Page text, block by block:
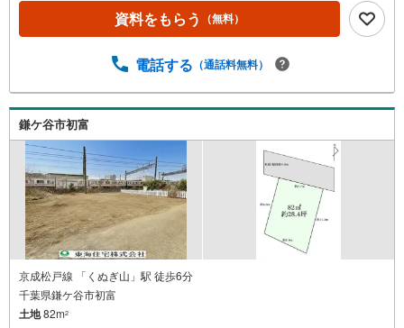
どの大規模商業施設もあり、日々の買い物にも困らない♪
静かな環境を好む方や、自然に近い暮らしを求める方に適
八千代市立睦中学校 徒歩38分睦北保育園 徒歩24分スー
1分 都市の利便性と調和した、非常に落ち着いた環境が特
徴の八千代市島田に「条件なし売地」が登場です！のどか
な環境の中でのびのびとした子育てもできるエリアで新生
活をスタートしてみませんか♪
資料をもらう （無料）
電話する （通話料無料）
鎌ケ谷市初富
京成松戸線 「くぬぎ山」駅 徒歩6分
千葉県鎌ケ谷市初富
土地82m2